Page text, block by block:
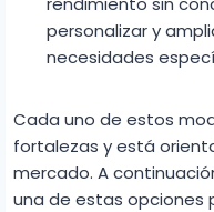
personalizar y
necesidades
Cada uno de estos
fortalezas y está
mercado. A
una de estas opciones